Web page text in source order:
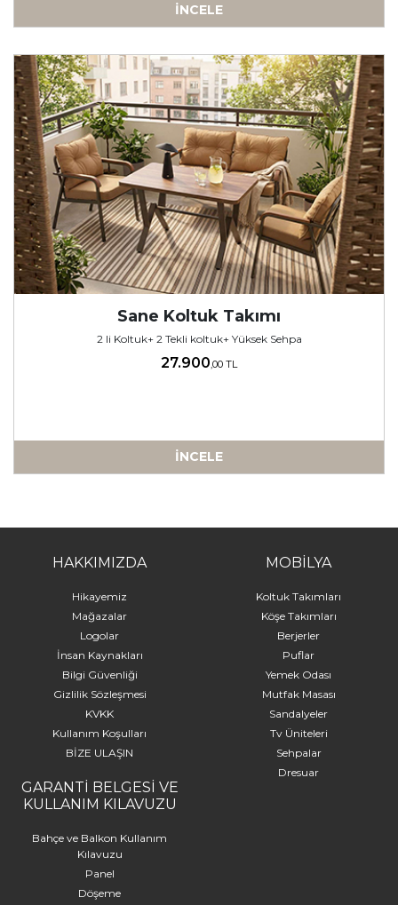
İNCELE
-
Sane Koltuk Takımı
2 li Koltuk+ 2 Tekli koltuk+ Yüksek Sehpa
27.900,00 TL
İNCELE
-
HAKKIMIZDA
Hikayemiz
Mağazalar
Logolar
İnsan Kaynakları
Bilgi Güvenliği
Gizlilik Sözleşmesi
KVKK
Kullanım Koşulları
BİZE ULAŞIN
GARANTİ BELGESİ VE
KULLANIM KILAVUZU
Bahçe ve Balkon Kullanım
Kılavuzu
Panel
Döşeme
MOBİLYA
Koltuk Takımları
Köşe Takımları
Berjerler
Puflar
Yemek Odası
Mutfak Masası
Sandalyeler
Tv Üniteleri
Sehpalar
Dresuar